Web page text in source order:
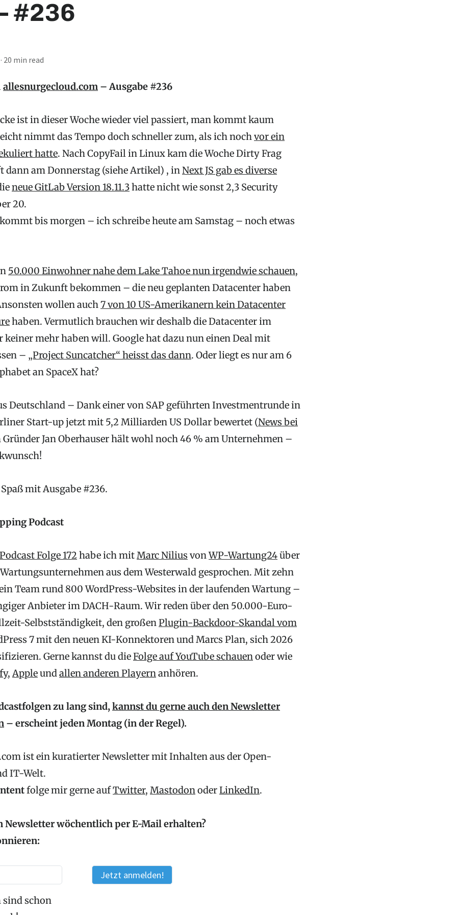
#236
20 min read
allesnurgecloud.com – Ausgabe #236
ist in dieser Woche wieder viel passiert, man kommt kaum
nimmt das Tempo doch schneller zum, als ich nochvor ein
hatte. Nach CopyFail in Linux kam die Woche Dirty Frag
dann am Donnerstag (siehe Artikel) , inNext JS gab es diverse
neue GitLab Version 18.11.3hatte nicht wie sonst 2,3 Security
20.
bis morgen – ich schreibe heute am Samstag – noch etwas
50.000 Einwohner nahe dem Lake Tahoe nun irgendwie schauen,
in Zukunft bekommen – die neu geplanten Datacenter haben
wollen auch7 von 10 US-Amerikanern kein Datacenter
haben. Vermutlich brauchen wir deshalb die Datacenter im
keiner mehr haben will. Google hat dazu nun einen Deal mit
– „Project Suncatcher“ heisst das dann. Oder liegt es nur am 6
an SpaceX hat?
Deutschland – Dank einer von SAP geführten Investmentrunde in
Start-up jetzt mit 5,2 Milliarden US Dollar bewertet (News bei
Gründer Jan Oberhauser hält wohl noch 46 % am Unternehmen –
mit Ausgabe #236.
Podcast
Folge 172 habe ich mitMarc Nilius vonWP-Wartung24über
aus dem Westerwald gesprochen. Mit zehn
Team rund 800 WordPress-Websites in der laufenden Wartung –
Anbieter im DACH-Raum. Wir reden über den 50.000-Euro-
Selbstständigkeit, den großenPlugin-Backdoor-Skandal vom
7 mit den neuen KI-Konnektoren und Marcs Plan, sich 2026
Gerne kannst du dieFolge auf YouTube schauenoder wie
,Appleundallen anderen Playernanhören.
zu lang sind,kannst du gerne auch den Newsletter
– erscheint jeden Montag (in der Regel).
ist ein kuratierter Newsletter mit Inhalten aus der Open-
IT-Welt.
folge mir gerne aufTwitter, MastodonoderLinkedIn.
Newsletter wöchentlich per E-Mail erhalten?
sind schon